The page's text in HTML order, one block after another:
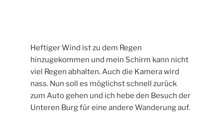
Heftiger Wind ist zu dem Regen
hinzugekommen und mein Schirm kann nicht
viel Regen abhalten. Auch die Kamera wird
nass. Nun soll es möglichst schnell zurück
zum Auto gehen und ich hebe den Besuch der
Unteren Burg für eine andere Wanderung auf.